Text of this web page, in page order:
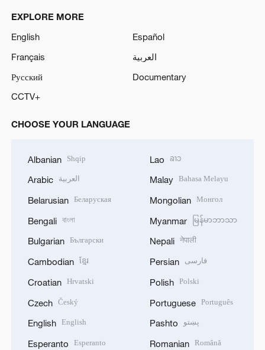
EXPLORE MORE
English
Español
Français
العربية
Русский
Documentary
CCTV+
CHOOSE YOUR LANGUAGE
Albanian Shqip
Arabic العربية
Belarusian Беларуская
Bengali বাংলা
Bulgarian Български
Cambodian ខ្មែរ
Croatian Hrvatski
Czech Český
English English
Esperanto Esperanto
Lao ລາວ
Malay Bahasa Melayu
Mongolian Монгол
Myanmar မြန်မာဘာသာ
Nepali नेपाली
Persian فارسی
Polish Polski
Portuguese Português
Pashto پښتو
Romanian Română